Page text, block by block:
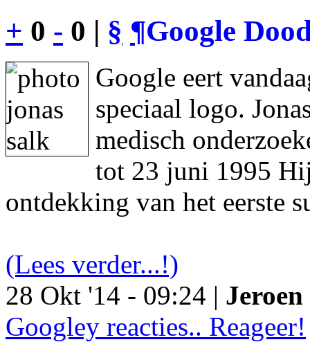
+ 0 - 0 | § ¶Google
Google eert
speciaal logo.
medisch
tot 23 juni 1995
ontdekking van het eerste
(Lees verder...!)
28 Okt '14 - 09:24 |
Googley reacties.. Reageer!